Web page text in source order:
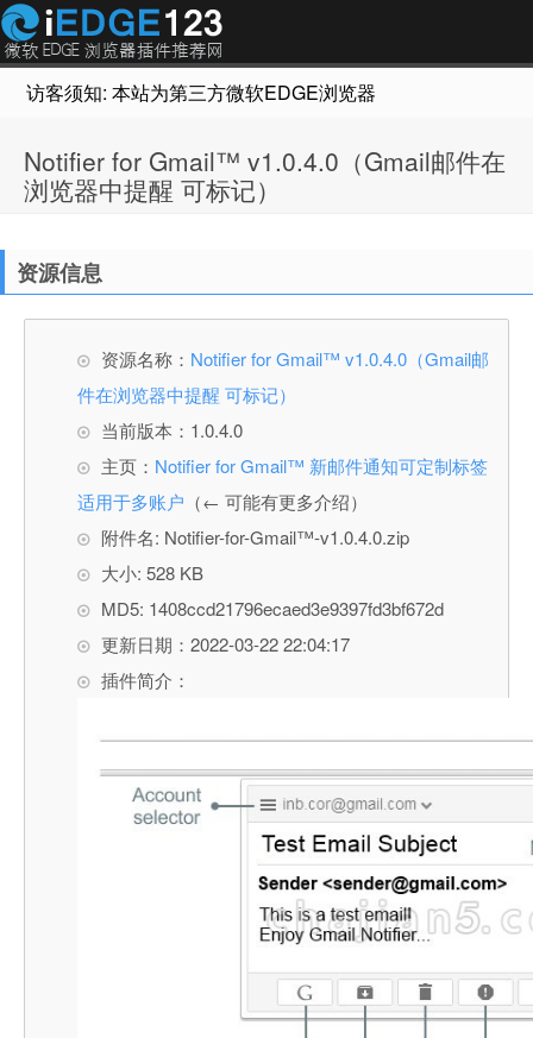
访客须知: 本站为第三方微软EDGE浏览器插件推荐网站，
Notifier for Gmail™ v1.0.4.0（Gmail邮件在
浏览器中提醒 可标记）
资源信息
资源名称： Notifier for Gmail™ v1.0.4.0（Gmail邮
件在浏览器中提醒 可标记）
当前版本：1.0.4.0
主页： Notifier for Gmail™ 新邮件通知可定制标签
适用于多账户 （← 可能有更多介绍）
附件名: Notifier-for-Gmail™-v1.0.4.0.zip
大小: 528 KB
MD5: 1408ccd21796ecaed3e9397fd3bf672d
更新日期：2022-03-22 22:04:17
插件简介：